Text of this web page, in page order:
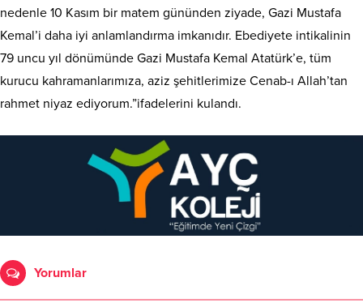
nedenle 10 Kasım bir matem gününden ziyade, Gazi Mustafa
Kemal’i daha iyi anlamlandırma imkanıdır. Ebediyete intikalinin
79 uncu yıl dönümünde Gazi Mustafa Kemal Atatürk’e, tüm
kurucu kahramanlarımıza, aziz şehitlerimize Cenab-ı Allah’tan
rahmet niyaz ediyorum.”ifadelerini kulandı.
Yorumlar